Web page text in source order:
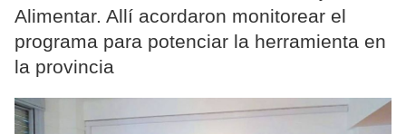
Alimentar. Allí acordaron monitorear el
programa para potenciar la herramienta en
la provincia